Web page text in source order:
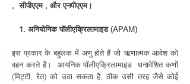
, सीपीएएम, और एनपीएएम।
1. अनियोनिक पॉलीएक्रिलामाइड (APAM)
इस प्रकार के बहुलक में अणु होते हैं जो ऋणात्मक आवेश को
वहन करते हैं। आयनिक पॉलीएक्रिलामाइड धनावेशित कणों
(मिट्टी, रेत) को उठा सकता है, ठीक उसी तरह जैसे कोई